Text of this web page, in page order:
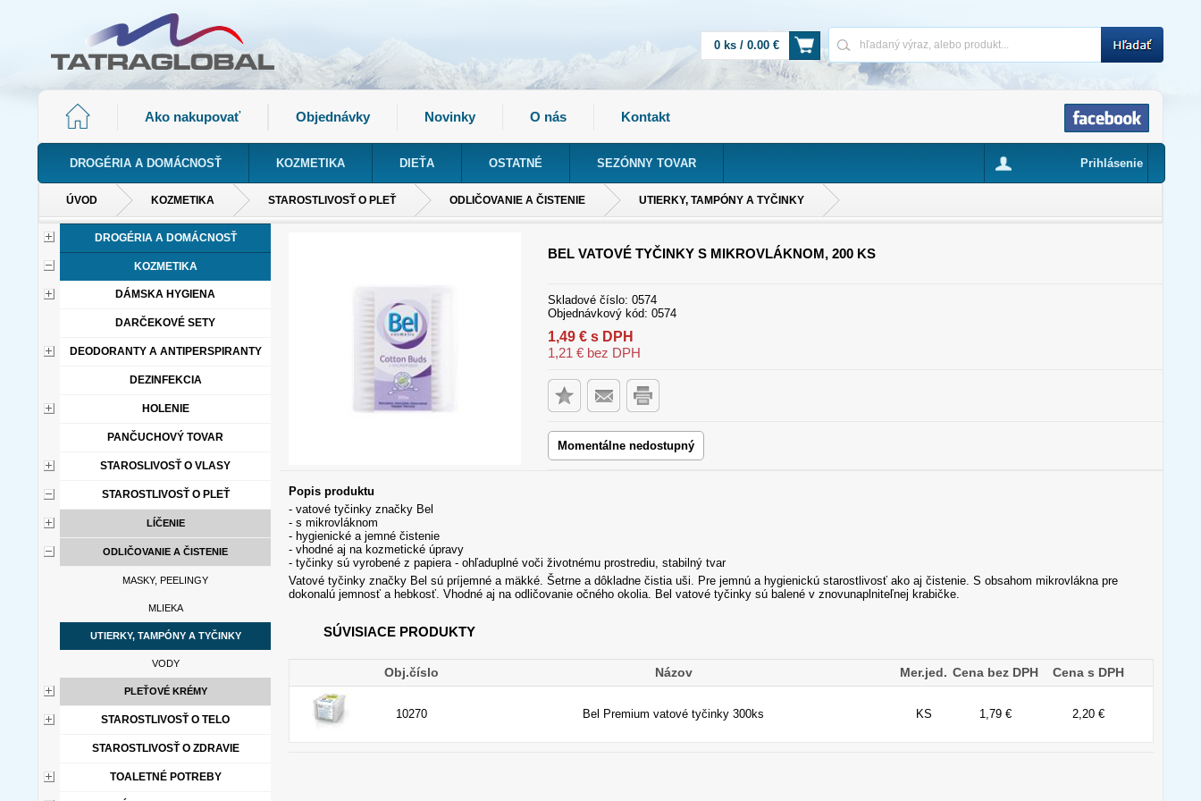
0 ks / 0.00 €
Ako nakupovať Objednávky Novinky O nás Kontakt
DROGÉRIA A DOMÁCNOSŤ KOZMETIKA DIEŤA OSTATNÉ SEZÓNNY TOVAR Prihlásenie
ÚVOD KOZMETIKA STAROSTLIVOSŤ O PLEŤ ODLIČOVANIE A ČISTENIE UTIERKY, TAMPÓNY A TYČINKY
DROGÉRIA A DOMÁCNOSŤ
KOZMETIKA
DÁMSKA HYGIENA
DARČEKOVÉ SETY
DEODORANTY A ANTIPERSPIRANTY
DEZINFEKCIA
HOLENIE
PANČUCHOVÝ TOVAR
STAROSLIVOSŤ O VLASY
STAROSTLIVOSŤ O PLEŤ
LÍČENIE
ODLIČOVANIE A ČISTENIE
MASKY, PEELINGY
MLIEKA
UTIERKY, TAMPÓNY A TYČINKY
VODY
PLEŤOVÉ KRÉMY
STAROSTLIVOSŤ O TELO
STAROSTLIVOSŤ O ZDRAVIE
TOALETNÉ POTREBY
BEL VATOVÉ TYČINKY S MIKROVLÁKNOM, 200 KS
Skladové číslo: 0574
Objednávkový kód: 0574
1,49 € s DPH
1,21 € bez DPH
Momentálne nedostupný
Popis produktu
- vatové tyčinky značky Bel
- s mikrovláknom
- hygienické a jemné čistenie
- vhodné aj na kozmetické úpravy
- tyčinky sú vyrobené z papiera - ohľaduplné voči životnému prostrediu, stabilný tvar
Vatové tyčinky značky Bel sú príjemné a mäkké. Šetrne a dôkladne čistia uši. Pre jemnú a hygienickú starostlivosť ako aj čistenie. S obsahom mikrovlákna pre
dokonalú jemnosť a hebkosť. Vhodné aj na odličovanie očného okolia. Bel vatové tyčinky sú balené v znovunaplniteľnej krabičke.
SÚVISIACE PRODUKTY
Obj.číslo Názov Mer.jed. Cena bez DPH Cena s DPH
10270 Bel Premium vatové tyčinky 300ks KS 1,79 € 2,20 €